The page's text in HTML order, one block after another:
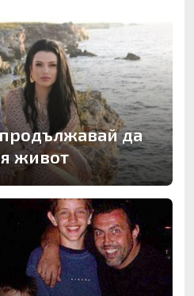
да
живот